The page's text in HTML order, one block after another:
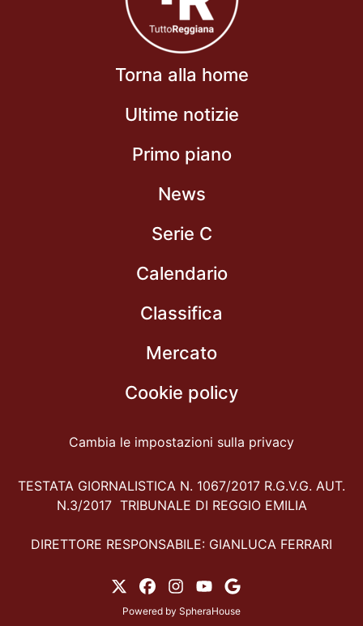
Torna alla home
Ultime notizie
Primo piano
News
Serie C
Calendario
Classifica
Mercato
Cookie policy
Cambia le impostazioni sulla privacy
TESTATA GIORNALISTICA N. 1067/2017 R.G.V.G. AUT.
N.3/2017 TRIBUNALE DI REGGIO EMILIA
DIRETTORE RESPONSABILE: GIANLUCA FERRARI
Powered by SpheraHouse